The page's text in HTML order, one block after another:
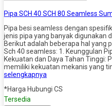
Pipa SCH 40 SCH 80 Seamless
Pipa besi seamless dengan
jenis pipa yang banyak digunakan
Berikut adalah beberapa hal yang
Sch 40 seamless: 1. Keunggulan
Kekuatan dan Daya Tahan Tinggi:
memiliki kekuatan mekanis yang
selengkapnya
*Harga Hubungi CS
Tersedia